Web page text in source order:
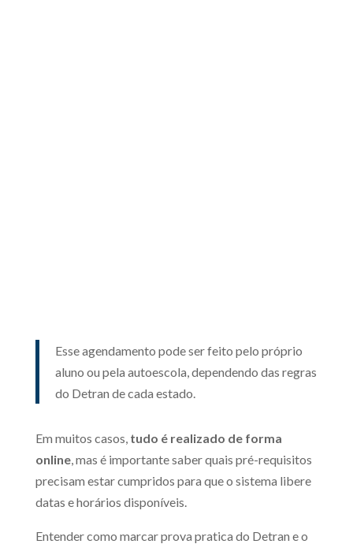
Esse agendamento pode ser feito pelo próprio
aluno ou pela autoescola, dependendo das regras
do Detran de cada estado.
Em muitos casos, tudo é realizado de forma
online, mas é importante saber quais pré-requisitos
precisam estar cumpridos para que o sistema libere
datas e horários disponíveis.
Entender como marcar prova pratica do Detran e o